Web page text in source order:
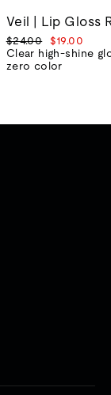
Veil | Lip Gloss
Prix
normal
$24.00
Prix
de
vente
$19.00
Clear high-shine
zero color